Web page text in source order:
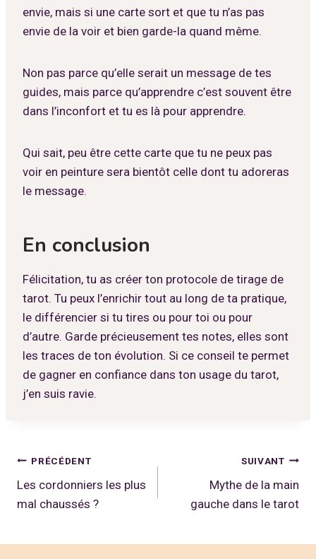
envie, mais si une carte sort et que tu n’as pas
envie de la voir et bien garde-la quand même.
Non pas parce qu’elle serait un message de tes
guides, mais parce qu’apprendre c’est souvent être
dans l’inconfort et tu es là pour apprendre.
Qui sait, peu être cette carte que tu ne peux pas
voir en peinture sera bientôt celle dont tu adoreras
le message.
En conclusion
Félicitation, tu as créer ton protocole de tirage de
tarot. Tu peux l’enrichir tout au long de ta pratique,
le différencier si tu tires ou pour toi ou pour
d’autre. Garde précieusement tes notes, elles sont
les traces de ton évolution. Si ce conseil te permet
de gagner en confiance dans ton usage du tarot,
j’en suis ravie.
Navigation
de
PRÉCÉDENT
Les cordonniers les plus
mal chaussés ?
SUIVANT
Mythe de la main
gauche dans le tarot